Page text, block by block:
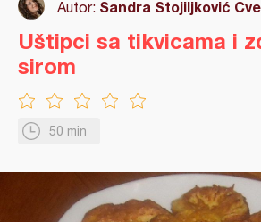
Autor: Sandra Stojiljković
50 min
Uštipci sa tikvicama i
sirom